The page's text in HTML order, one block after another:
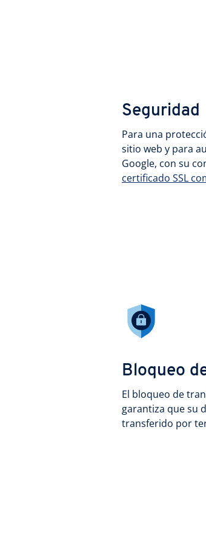
Seguridad
Para una
sitio web y para
Google, con su
certificado SSL
Bloqueo
El bloqueo de
garantiza que su
transferido por